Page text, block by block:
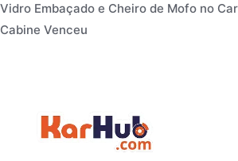
Vidro Embaçado e Cheiro de Mofo no
Cabine Venceu